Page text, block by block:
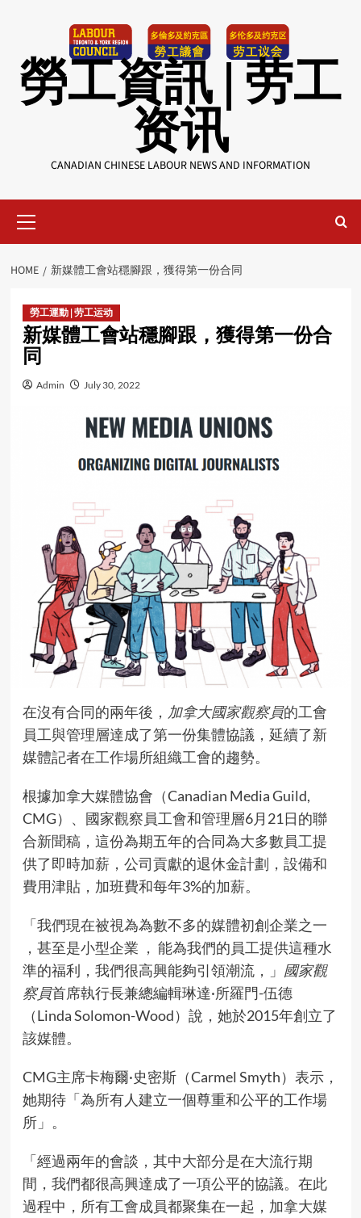
勞工資訊 | 劳工
资讯
CANADIAN CHINESE LABOUR NEWS AND INFORMATION
Menu
HOME 新媒體工會站穩腳跟，獲得第一份合同
勞工運動 | 劳工运动
新媒體工會站穩腳跟，獲得第一份合
同
Admin July 30, 2022
在沒有合同的兩年後， 加拿大國家觀察員的工會
員工與管理層達成了第一份集體協議，延續了新
媒體記者在工作場所組織工會的趨勢。
根據加拿大媒體協會（Canadian Media Guild,
CMG）、國家觀察員工會和管理層6月21日的聯
合新聞稿 ，這份為期五年的合同為大多數員工提
供了即時加薪，公司貢獻的退休金計劃，設備和
費用津貼，加班費和每年3%的加薪。
「我們現在被視為為數不多的媒體初創企業之一
，甚至是小型企業 ， 能為我們的員工提供這種水
準的福利，我們很高興能夠引領潮流，」 國家觀
察員首席執行長兼總編輯琳達·所羅門-伍德
（Linda Solomon-Wood）說，她於2015年創立了
該媒體。
CMG主席卡梅爾·史密斯（Carmel Smyth）表示，
她期待「為所有人建立一個尊重和公平的工作場
所」。
「經過兩年的會談，其中大部分是在大流行期
間，我們都很高興達成了一項公平的協議。在此
過程中，所有工會成員都聚集在一起，加拿大媒